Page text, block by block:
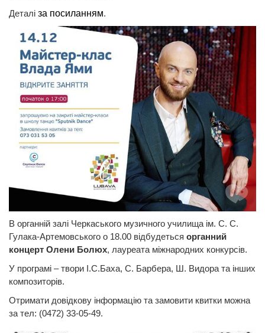
Деталі за посиланням.
В органній залі Черкаського музичного училища ім. С. С.
Гулака-Артемовського о 18.00 відбудеться органний
концерт Олени Болюх, лауреата міжнародних конкурсів.
У програмі – твори І.С.Баха, С. Барбера, Ш. Видора та інших
композиторів.
Отримати довідкову інформацію та замовити квитки можна
за тел: (0472) 33-05-49.